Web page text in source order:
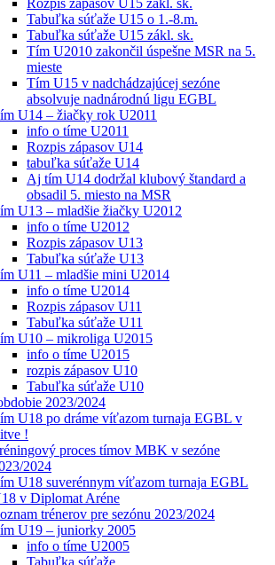
Tabuľka súťaže U15 o 1.-8.m.
Tabuľka súťaže U15 zákl. sk.
Tím U2010 zakončil úspešne MSR na 5.
mieste
Tím U15 v nadchádzajúcej sezóne
absolvuje nadnárodnú ligu EGBL
U14 – žiačky rok U2011
info o tíme U2011
Rozpis zápasov U14
tabuľka súťaže U14
Aj tím U14 dodržal klubový štandard a
obsadil 5. miesto na MSR
U13 – mladšie žiačky U2012
info o tíme U2012
Rozpis zápasov U13
Tabuľka súťaže U13
U11 – mladšie mini U2014
info o tíme U2014
Rozpis zápasov U11
Tabuľka súťaže U11
U10 – mikroliga U2015
info o tíme U2015
rozpis zápasov U10
Tabuľka súťaže U10
2023/2024
U18 po dráme víťazom turnaja EGBL v
!
proces tímov MBK v sezóne
2024
U18 suverénnym víťazom turnaja EGBL
v Diplomat Aréne
trénerov pre sezónu 2023/2024
U19 – juniorky 2005
info o tíme U2005
Tabuľka súťaže